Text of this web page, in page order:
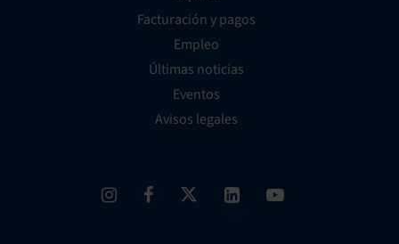
Facturación y pagos
Empleo
Últimas noticias
Eventos
Avisos legales